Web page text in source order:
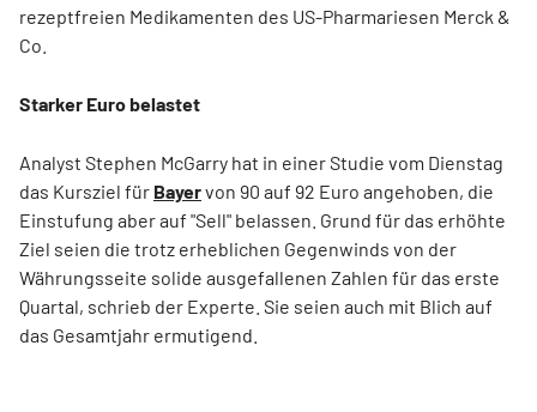
rezeptfreien Medikamenten des US-Pharmariesen Merck &
Co.
Starker Euro belastet
Analyst Stephen McGarry hat in einer Studie vom Dienstag
das Kursziel für Bayervon 90 auf 92 Euro angehoben, die
Einstufung aber auf "Sell" belassen. Grund für das erhöhte
Ziel seien die trotz erheblichen Gegenwinds von der
Währungsseite solide ausgefallenen Zahlen für das erste
Quartal, schrieb der Experte. Sie seien auch mit Blich auf
das Gesamtjahr ermutigend.